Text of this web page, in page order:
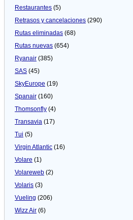
Restaurantes (5)
Retrasos y cancelaciones (290)
Rutas eliminadas (68)
Rutas nuevas (654)
Ryanair (385)
SAS (45)
SkyEurope (19)
Spanair (160)
Thomsonfly (4)
Transavia (17)
Tui (5)
Virgin Atlantic (16)
Volare (1)
Volareweb (2)
Volaris (3)
Vueling (206)
Wizz Air (6)